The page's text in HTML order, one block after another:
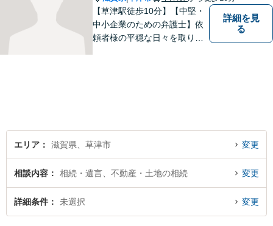
【草津駅徒歩10分】【中堅・
中小企業のための弁護士】依
頼者様の平穏な日々を取り戻
詳細を見
る
エリア 滋賀県、草津市 変更
相談内容 相続・遺言、不動産・土地の相続 変更
詳細条件 未選択 変更